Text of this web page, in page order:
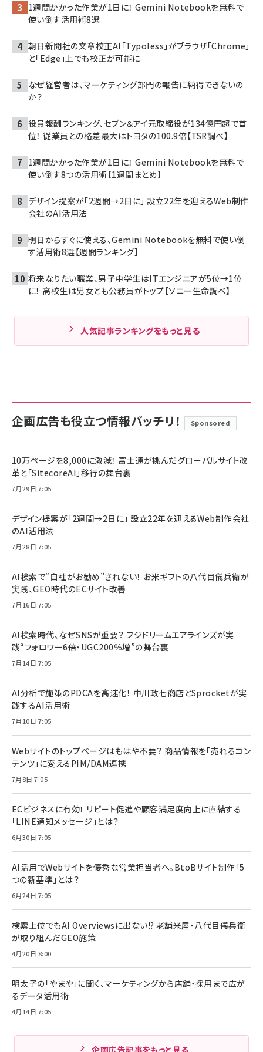
1週間かかった作業が1日に！ Gemini Notebookを無料で
使い倒す活用術8選
朝日新聞社の文章校正AI「Typoless」がブラウザ「Chrome」
と「Edge」上でも校正が可能に
なぜ経営者は、マーケティング部門の報告に納得できないの
か？
役員報酬ランキング、セブン＆アイ元取締役が134億円超で首
位！ 従業員との格差最大はトヨタの100.9倍【TSR調べ】
1週間かかった作業が1日に！ Gemini Notebookを無料で
使い倒す8つの活用術【1週間まとめ】
デザイン提案が「2週間→2日に」 設立22年を迎えるWeb制作
会社のAI活用法
明日からすぐに使える、Gemini Notebookを無料で使い倒
す活用術8選【週間ランキング】
将来なりたい職業、男子中学生はITエンジニアが5位→1位
に！ 高校生は男女とも公務員がトップ【ソニー生命調べ】
人気記事ランキングをもっと見る
企画広告も役立つ情報バッチリ！ Sponsored
10万ページを8,000に激減！ 富士通が挑んだグローバルサイト改
革と「SitecoreAI」移行の舞台裏
7月29日 7:05
デザイン提案が「2週間→2日に」 設立22年を迎えるWeb制作会社
のAI活用法
7月28日 7:05
AI検索で“自社がお勧め”されない！ お米ギフトの八代目儀兵衛が
実践、GEO時代のECサイト改善
7月16日 7:05
AI検索時代、なぜSNSが重要？ フジドリームエアラインズが実
践“フォロワー6倍・UGC200％増”の舞台裏
7月14日 7:05
AI分析で施策のPDCAを高速化！ 中川政七商店とSprocketが実
践するAI活用術
7月10日 7:05
Webサイトのトップページはもはや不要？ 商品情報を「売れるコン
テンツ」に変えるPIM/DAM連携
7月8日 7:05
ECビジネスに有効！ リピート促進や顧客満足度向上に直結する
「LINE通知メッセージ」とは？
6月30日 7:05
AI活用でWebサイトを優秀な営業担当者へ。BtoBサイト制作「5
つの新基準」とは？
6月24日 7:05
検索上位でもAI Overviewsに出ない!? 老舗米屋・八代目儀兵衛
が取り組んだGEO施策
4月20日 8:00
明太子の「やまや」に聞く、マーケティングから店舗・採用まで広が
るデータ活用術
4月14日 7:05
企画広告記事をもっと見る